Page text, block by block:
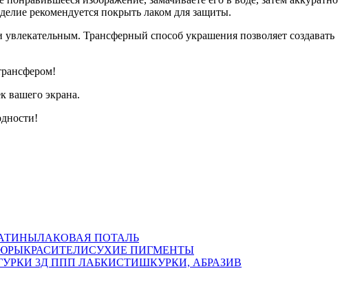
рекомендуется покрыть лаком для защиты.
Трансферный способ украшения позволяет создавать
вашего экрана.
ЛАКОВАЯ ПОТАЛЬ
КРАСИТЕЛИСУХИЕ ПИГМЕНТЫ
3Д ППП ЛАБКИСТИШКУРКИ, АБРАЗИВ